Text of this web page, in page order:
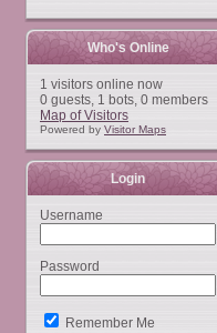
Who's Online
1 visitors online now
0 guests, 1 bots, 0 members
Map of Visitors
Powered by Visitor Maps
Login
Username
Password
Remember Me